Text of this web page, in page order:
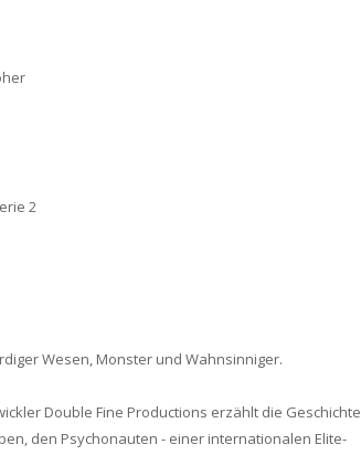
2
Wesen, Monster und Wahnsinniger.
Double Fine Productions erzählt die Geschichte
den Psychonauten - einer internationalen Elite-